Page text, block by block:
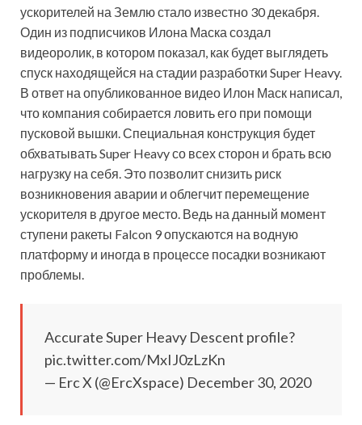
ускорителей на Землю стало известно 30 декабря.
Один из подписчиков Илона Маска создал
видеоролик, в котором показал, как будет выглядеть
спуск находящейся на стадии разработки Super Heavy.
В ответ на опубликованное видео Илон Маск написал,
что компания собирается ловить его при помощи
пусковой вышки. Специальная конструкция будет
обхватывать Super Heavy со всех сторон и брать всю
нагрузку на себя. Это позволит снизить риск
возникновения аварии и облегчит перемещение
ускорителя в другое место. Ведь на данный момент
ступени ракеты Falcon 9 опускаются на водную
платформу и иногда в процессе посадки возникают
проблемы.
Accurate Super Heavy Descent profile?
pic.twitter.com/MxIJ0zLzKn
— Erc X (@ErcXspace) December 30, 2020